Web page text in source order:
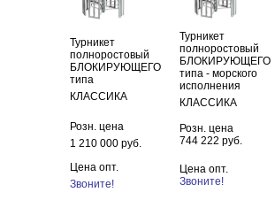
Турникет
полноростовый
БЛОКИРУЮЩЕГО
типа
КЛАССИКА
Турникет
полноростовый
БЛОКИРУЮЩЕГО
типа - морского
исполнения
КЛАССИКА
Розн. цена
1 210 000 руб.
Розн. цена
744 222 руб.
Цена опт.
Звоните!
Цена опт.
Звоните!